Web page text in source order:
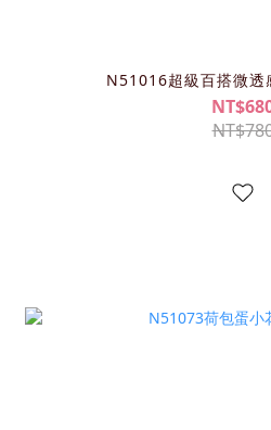
N51016超級百搭微透